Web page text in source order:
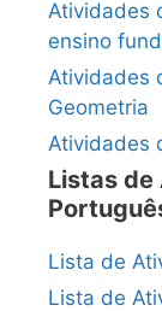
Atividades
ensino
Atividades
Geometria
Atividades
Listas
Lista de
Lista de